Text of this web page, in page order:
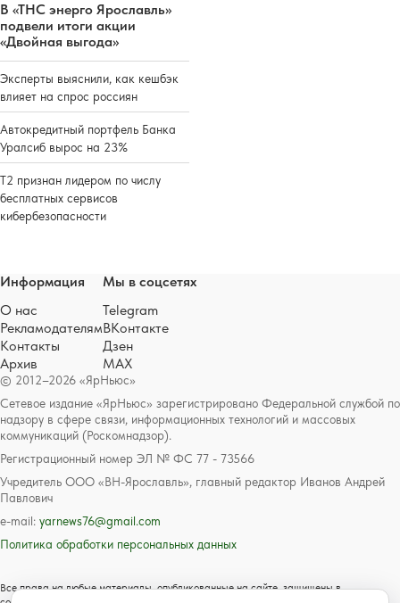
В «ТНС энерго Ярославль»
подвели итоги акции
«Двойная выгода»
Эксперты выяснили, как кешбэк
влияет на спрос россиян
Автокредитный портфель Банка
Уралсиб вырос на 23%
Т2 признан лидером по числу
бесплатных сервисов
кибербезопасности
© 2012–2026 «ЯрНьюс»
Сетевое издание «ЯрНьюс» зарегистрировано Федеральной службой по
надзору в сфере связи, информационных технологий и массовых
коммуникаций (Роскомнадзор).
Регистрационный номер ЭЛ № ФС 77 - 73566
Учредитель ООО «ВН-Ярославль», главный редактор Иванов Андрей
Павлович
e-mail: yarnews76@gmail.com
Политика обработки персональных данных
Все права на любые материалы, опубликованные на сайте, защищены в
Информация
О нас
Рекламодателям
Контакты
Архив
Мы в соцсетях
Telegram
ВКонтакте
Дзен
MAX